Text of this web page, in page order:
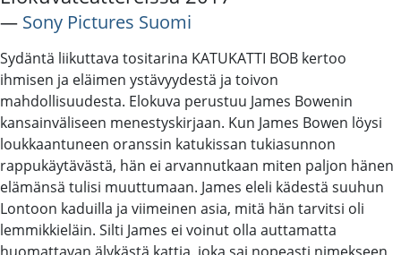
― Sony Pictures Suomi
Sydäntä liikuttava tositarina KATUKATTI BOB kertoo
ihmisen ja eläimen ystävyydestä ja toivon
mahdollisuudesta. Elokuva perustuu James Bowenin
kansainväliseen menestyskirjaan. Kun James Bowen löysi
loukkaantuneen oranssin katukissan tukiasunnon
rappukäytävästä, hän ei arvannutkaan miten paljon hänen
elämänsä tulisi muuttumaan. James eleli kädestä suuhun
Lontoon kaduilla ja viimeinen asia, mitä hän tarvitsi oli
lemmikkieläin. Silti James ei voinut olla auttamatta